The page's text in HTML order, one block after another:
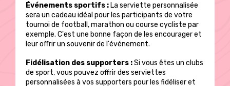
Événements sportifs : La serviette personnalisée
sera un cadeau idéal pour les participants de votre
tournoi de football, marathon ou course cycliste par
exemple. C'est une bonne façon de les encourager et
leur offrir un souvenir de l'événement.
Fidélisation des supporters :Si vous êtes un clubs
de sport, vous pouvez offrir des serviettes
personnalisées à vos supporters pour les fidéliser et